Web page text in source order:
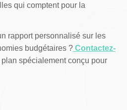
qui comptent pour la
rapport personnalisé sur les
budgétaires ?Contactez-
spécialement conçu pour